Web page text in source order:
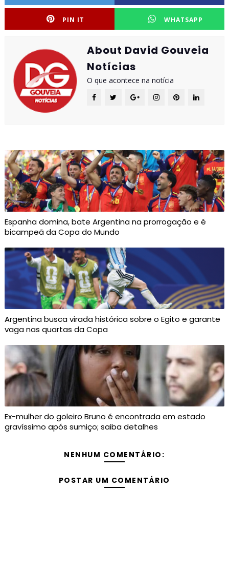
PIN IT WHATSAPP
About David Gouveia
Notícias
O que acontece na notícia
Espanha domina, bate Argentina na prorrogação e é
bicampeã da Copa do Mundo
Argentina busca virada histórica sobre o Egito e garante
vaga nas quartas da Copa
Ex-mulher do goleiro Bruno é encontrada em estado
gravíssimo após sumiço; saiba detalhes
NENHUM COMENTÁRIO:
POSTAR UM COMENTÁRIO